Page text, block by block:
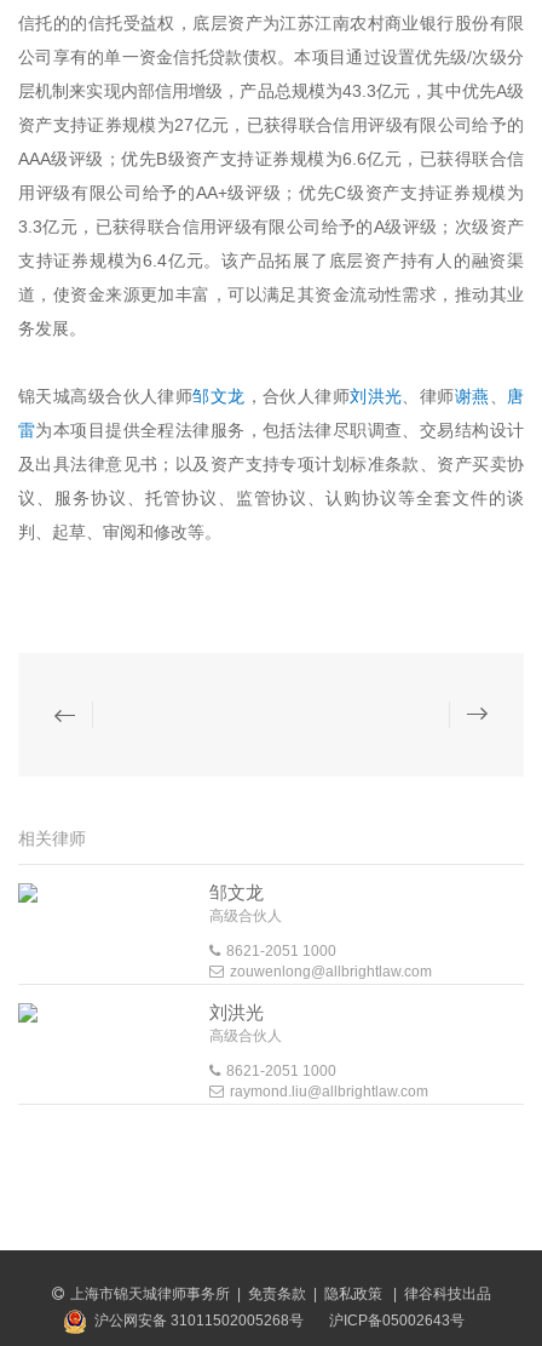
信托的的信托受益权，底层资产为江苏江南农村商业银行股份有限
公司享有的单一资金信托贷款债权。本项目通过设置优先级/次级分
层机制来实现内部信用增级，产品总规模为43.3亿元，其中优先A级
资产支持证券规模为27亿元，已获得联合信用评级有限公司给予的
AAA级评级；优先B级资产支持证券规模为6.6亿元，已获得联合信
用评级有限公司给予的AA+级评级；优先C级资产支持证券规模为
3.3亿元，已获得联合信用评级有限公司给予的A级评级；次级资产
支持证券规模为6.4亿元。该产品拓展了底层资产持有人的融资渠
道，使资金来源更加丰富，可以满足其资金流动性需求，推动其业
务发展。
锦天城高级合伙人律师邹文龙 ，合伙人律师刘洪光 、律师谢燕
唐
雷为本项目提供全程法律服务，包括法律尽职调查、交易结构设计
及出具法律意见书；以及资产支持专项计划标准条款、资产买卖协
议、服务协议、托管协议、监管协议、认购协议等全套文件的谈
判、起草、审阅和修改等。
相关律师
邹文龙
高级合伙人
8621-2051 1000
zouwenlong@allbrightlaw.com
刘洪光
高级合伙人
8621-2051 1000
raymond.liu@allbrightlaw.com
上海市锦天城律师事务所 免责条款 隐私政策
律谷科技出品
沪公网安备 31011502005268号
沪ICP备05002643号